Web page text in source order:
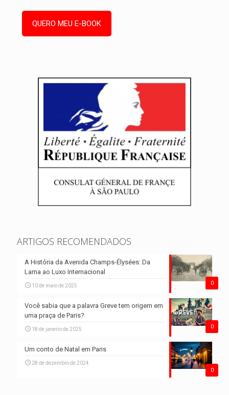
ARTIGOS RECOMENDADOS
0
A História da Avenida Champs-Élysées: Da
Lama ao Luxo Internacional
10 de maio de 2025
0
Você sabia que a palavra Greve tem origem em
uma praça de Paris?
18 de janeiro de 2025
0
Um conto de Natal em Paris
28 de dezembro de 2024